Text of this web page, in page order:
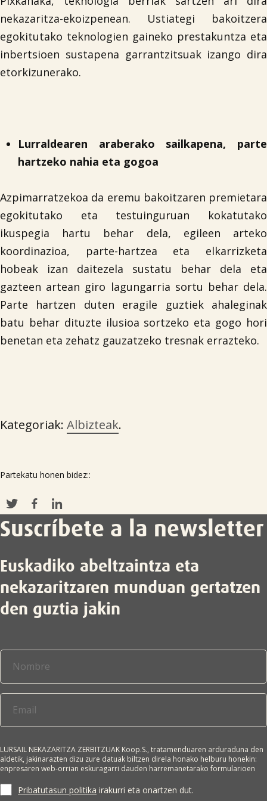
nekazaritza-ekoizpenean. Ustiategi bakoitzera
egokitutako teknologien gaineko prestakuntza eta
inbertsioen sustapena garrantzitsuak izango dira
etorkizunerako.
Lurraldearen araberako sailkapena, parte
hartzeko nahia eta gogoa
Azpimarratzekoa da eremu bakoitzaren premietara
egokitutako eta testuinguruan kokatutako
ikuspegia hartu behar dela, egileen arteko
koordinazioa, parte-hartzea eta elkarrizketa
hobeak izan daitezela sustatu behar dela eta
gazteen artean giro lagungarria sortu behar dela.
Parte hartzen duten eragile guztiek ahaleginak
batu behar dituzte ilusioa sortzeko eta gogo hori
benetan eta zehatz gauzatzeko tresnak errazteko.
Kategoriak: Albizteak.
Partekatu honen bidez::
Suscríbete a la newsletter
Euskadiko abeltzaintza eta
nekazaritzaren munduan gertatzen
den guztia jakin
LURSAIL NEKAZARITZA ZERBITZUAK Koop.S., tratamenduaren arduraduna den
aldetik, jakinarazten dizu zure datuak biltzen direla honako helburu honekin:
enpresaren web-orrian eskuragarri dauden harremanetarako formularioen
jartzeko eta/edo enpresa horren merkataritza-informazioa bidaltzeko.
Interesdunaren adostasuna da tratamendurako oinarri juridikoa. Zure datuak
Pribatutasun politika irakurri eta onartzen dut.